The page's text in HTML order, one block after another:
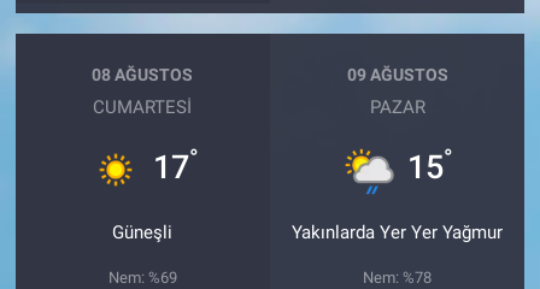
08 AĞUSTOS
CUMARTESI
17°
Güneşli
Nem: %69
09 AĞUSTOS
PAZAR
15°
Yakınlarda Yer Yer Yağmur
Nem: %78